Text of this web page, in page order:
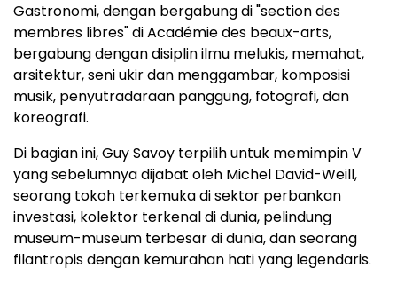
Gastronomi, dengan bergabung di "section des
membres libres" di Académie des beaux-arts,
bergabung dengan disiplin ilmu melukis, memahat,
arsitektur, seni ukir dan menggambar, komposisi
musik, penyutradaraan panggung, fotografi, dan
koreografi.
Di bagian ini, Guy Savoy terpilih untuk memimpin V
yang sebelumnya dijabat oleh Michel David-Weill,
seorang tokoh terkemuka di sektor perbankan
investasi, kolektor terkenal di dunia, pelindung
museum-museum terbesar di dunia, dan seorang
filantropis dengan kemurahan hati yang legendaris.